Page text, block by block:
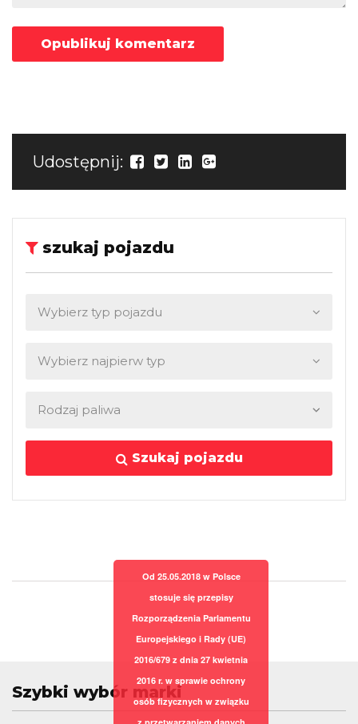
Udostępnij:
szukaj pojazdu
Szukaj pojazdu
Szybki wybór marki
Od 25.05.2018 w Polsce
stosuje się przepisy
Rozporządzenia Parlamentu
Europejskiego i Rady (UE)
2016/679 z dnia 27 kwietnia
2016 r. w sprawie ochrony
osób fizycznych w związku